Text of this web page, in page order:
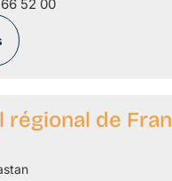
52 00
régional de